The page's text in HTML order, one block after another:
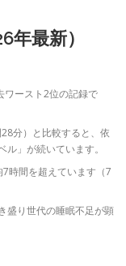
年最新）
ースト2位の記録で
分）と比較すると、依
ル」が続いています。
時間を超えています（7
盛り世代の睡眠不足が顕